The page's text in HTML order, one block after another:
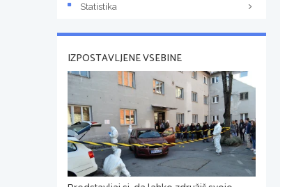
Statistika
IZPOSTAVLJENE VSEBINE